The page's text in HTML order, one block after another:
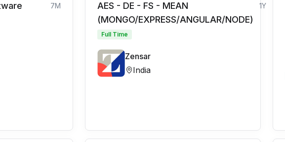
7M
AES - DE - FS - MEAN
(MONGO/EXPRESS/ANGULAR/NODE)
1Y
Full Time
Zensar
India